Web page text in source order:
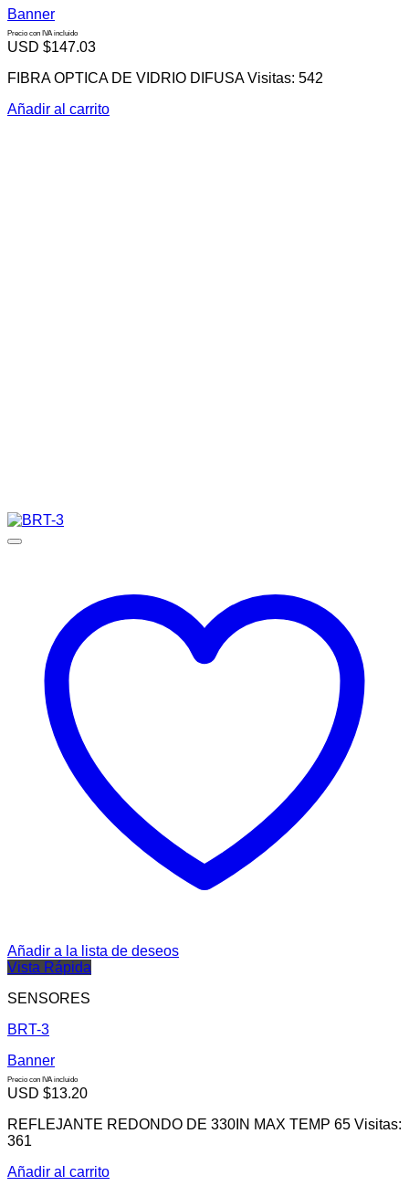
Banner
Precio con IVA incluido
USD $147.03
FIBRA OPTICA DE VIDRIO DIFUSA Visitas: 542
Añadir al carrito
Añadir a la lista de deseos
Vista Rápida
SENSORES
BRT-3
Banner
Precio con IVA incluido
USD $13.20
REFLEJANTE REDONDO DE 330IN MAX TEMP 65 Visitas:
361
Añadir al carrito